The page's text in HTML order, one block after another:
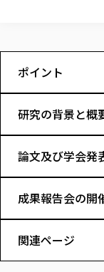
関連法人
教職員募集
役員・評議員
キャンパス案内
研究活動にお
初年次教育（
リエゾンゼミ
お役立ち情報（
放射線モニタ
大学評価
学校教育法施
情報公開規程
医療経営管理学
仏教専修科
大学院
大学院
総合福祉学研
通信教育部
通信教育部
通信制大学院
通信制大学院
カリキュラ
その他の就学
東北福祉大学の
進路・就職支援
東北福祉大学の
採用ご担当者
求人の受付につ
在学生の方
在学生の方
資格取得報奨制
卒業生の方
卒業生の方
卒業後のキャ
在学生による
卒業生アンケート
よくあるご質
東北福祉大
在学生イン
文化会・文
交換留学生
海外留学・
外国人在学
Prospective
学生支援セ
スタッフ紹介
東北福祉大学の
東北福祉大学の
東北福祉大
東北福祉大学の
教職研究
産学・産学
産学・産学官
「高齢者のフ
高齢者施設特化
社会貢献・地域
社会貢献への
生涯学習・
月例TFU実
特別支援教
TFU教育フ
取
ポイント
研究の背景と概
論文及び学会発
成果報告会の開
関連ページ